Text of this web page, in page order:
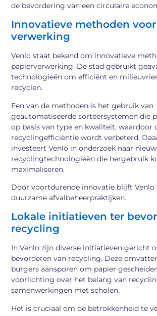
de bevordering van een circulaire
Innovatieve methoden voor
verwerking
Venlo staat bekend om innovatieve
papierverwerking. De stad gebruikt
technologieën om efficiënt en
recyclen.
Een van de methoden is het gebruik van
geautomatiseerde sorteersystemen die
op basis van type en kwaliteit, waardoor
recyclingefficiëntie wordt verbeterd.
investeert Venlo in onderzoek naar
recyclingtechnologieën die hergebruik
maximaliseren.
Door voortdurende innovatie blijft Venlo
duurzame afvalbeheerpraktijken.
Lokale initiatieven ter
recycling
In Venlo zijn diverse initiatieven gericht
bevorderen van recycling. Deze
burgers aansporen om papier
voorlichting over het belang van
samenwerkingen met scholen.
Het is cruciaal om de betrokkenheid te